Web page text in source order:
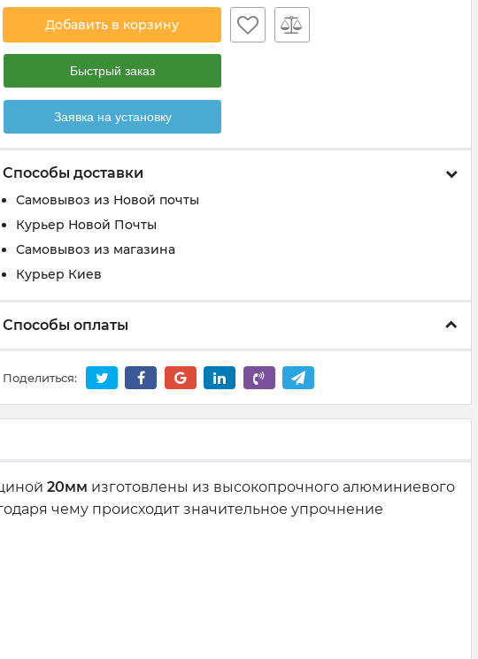
Добавить в корзину
Быстрый заказ
Заявка на установку
Способы доставки
Самовывоз из Новой почты
Курьер Новой Почты
Самовывоз из магазина
Курьер Киев
Способы оплаты
Поделиться:
20мм изготовлены из высокопрочного алюминиевого
чему происходит значительное упрочнение